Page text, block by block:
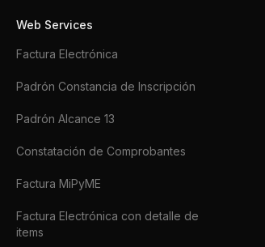
Web Services
Factura Electrónica
Padrón Constancia de Inscripción
Padrón Alcance 13
Constatación de Comprobantes
Factura MiPyME
Factura Electrónica con detalle de
items